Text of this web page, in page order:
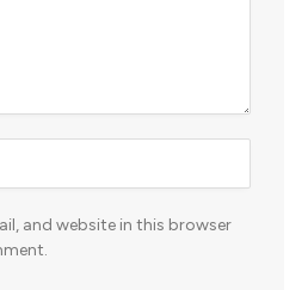
and website in this browser